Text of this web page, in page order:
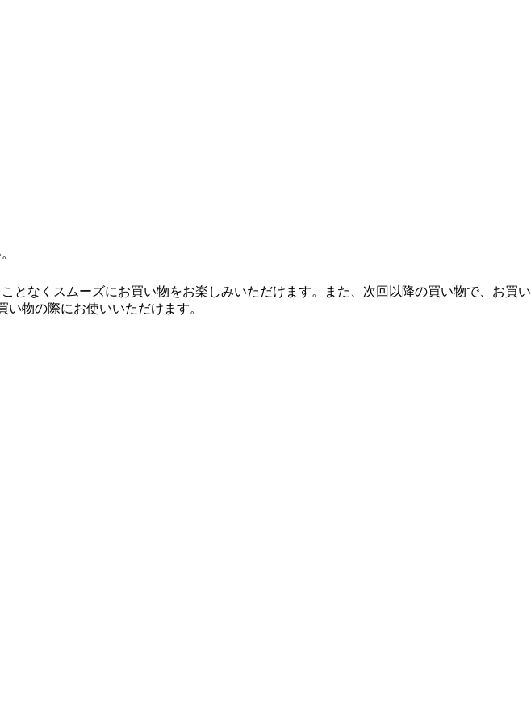
なくスムーズにお買い物をお楽しみいただけます。また、次回以降の買い物で、お買い
物の際にお使いいただけます。